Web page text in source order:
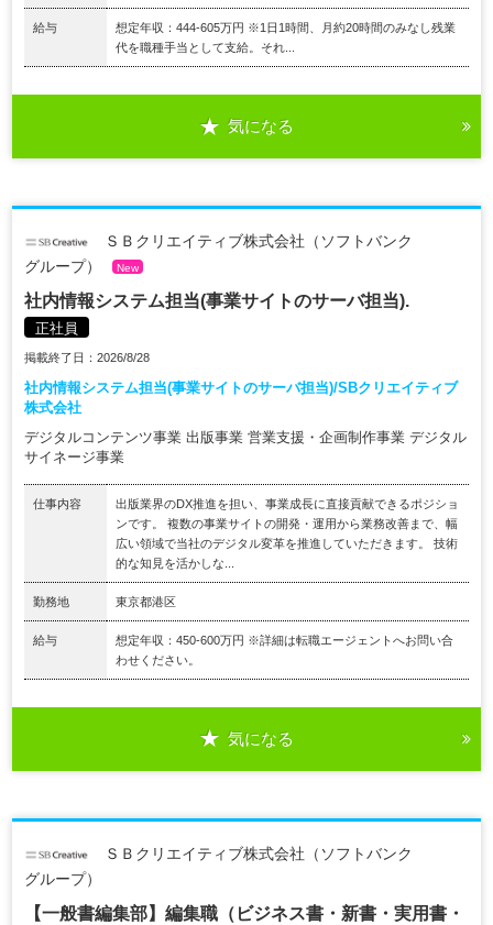
給与
想定年収：444-605万円 ※1日1時間、月約20時間のみなし残業
代を職種手当として支給。それ...
気になる
ＳＢクリエイティブ株式会社（ソフトバンク
グループ）
New
社内情報システム担当(事業サイトのサーバ担当).
正社員
掲載終了日：2026/8/28
社内情報システム担当(事業サイトのサーバ担当)/SBクリエイティブ
株式会社
デジタルコンテンツ事業 出版事業 営業支援・企画制作事業 デジタル
サイネージ事業
仕事内容
出版業界のDX推進を担い、事業成長に直接貢献できるポジショ
ンです。 複数の事業サイトの開発・運用から業務改善まで、幅
広い領域で当社のデジタル変革を推進していただきます。 技術
的な知見を活かしな...
勤務地 東京都港区
給与
想定年収：450-600万円 ※詳細は転職エージェントへお問い合
わせください。
気になる
ＳＢクリエイティブ株式会社（ソフトバンク
グループ）
【一般書編集部】編集職（ビジネス書・新書・実用書・